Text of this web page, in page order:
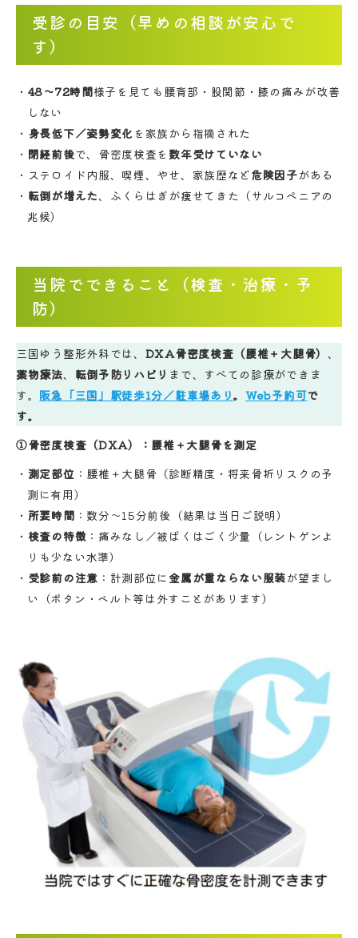
受診の目安（早めの相談が安心で
す）
48〜72時間様子を見ても腰背部・股関節・膝の痛みが改善
しない
身長低下／姿勢変化 を家族から指摘された
閉経前後で、骨密度検査を 数年受けていない
ステロイド内服、喫煙、やせ、家族歴など危険因子がある
転倒が増えた、ふくらはぎが痩せてきた（サルコペニアの
兆候）
当院でできること（検査・治療・予
防）
三国ゆう整形外科では、 DXA骨密度検査（腰椎＋大腿骨） 、
薬物療法、 転倒予防リハビリ まで、すべての診療ができま
す。 阪急「三国」駅徒歩1分／駐車場あり。Web予約可で
す。
①骨密度検査（DXA）：腰椎＋大腿骨を測定
測定部位 ：腰椎＋大腿骨（診断精度・将来骨折リスクの予
測に有用）
所要時間 ：数分〜15分前後（結果は当日ご説明）
検査の特徴 ：痛みなし／被ばくはごく少量（レントゲンよ
りも少ない水準）
受診前の注意 ：計測部位に 金属が重ならない服装が望まし
い（ボタン・ベルト等は外すことがあります）